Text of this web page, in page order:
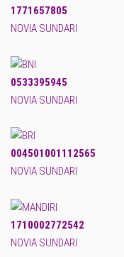
1771657805
NOVIA SUNDARI
0533395945
NOVIA SUNDARI
004501001112565
NOVIA SUNDARI
1710002772542
NOVIA SUNDARI